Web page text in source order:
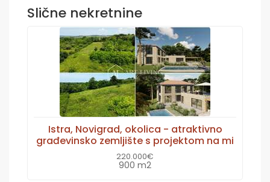
Slične nekretnine
Istra, Novigrad, okolica - atraktivno
građevinsko zemljište s projektom na mi
220.000€
900 m2